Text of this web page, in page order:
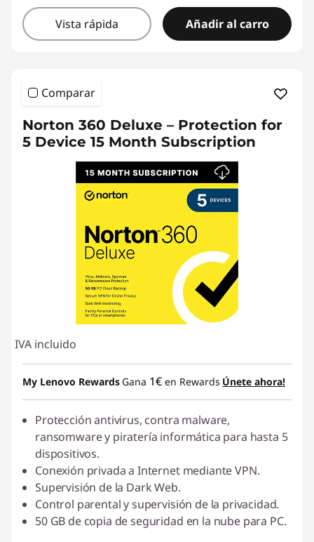
Vista rápida Añadir al carro
Comparar
Norton 360 Deluxe – Protection for
5 Device 15 Month Subscription
IVA incluido
My Lenovo Rewards Gana 1€ en Rewards Únete ahora!
Protección antivirus, contra malware,
ransomware y piratería informática para hasta 5
dispositivos.
Conexión privada a Internet mediante VPN.
Supervisión de la Dark Web.
Control parental y supervisión de la privacidad.
50 GB de copia de seguridad en la nube para PC.